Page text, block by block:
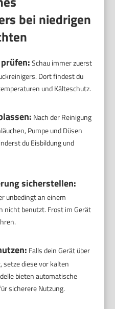
bei niedrigen
Schau immer zuerst
Dort findest du
und Kälteschutz.
Nach der Reinigung
Pumpe und Düsen
du Eisbildung und
sicherstellen:
unbedingt an einem
nicht benutzt. Frost im Gerät
Falls dein Gerät über
diese vor kalten
bieten automatische
sicherere Nutzung.